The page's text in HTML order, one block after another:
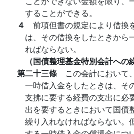
することができる。
４ 前項但書の規定により借換
は、その借換をしたときから
ればならない。
（国債整理基金特別会計への
第二十三條 この会計において
一時借入金をしたときは、そ
支拂に要する経費の支出に必
出を要するときにおいて国債
繰り入れなければならない。